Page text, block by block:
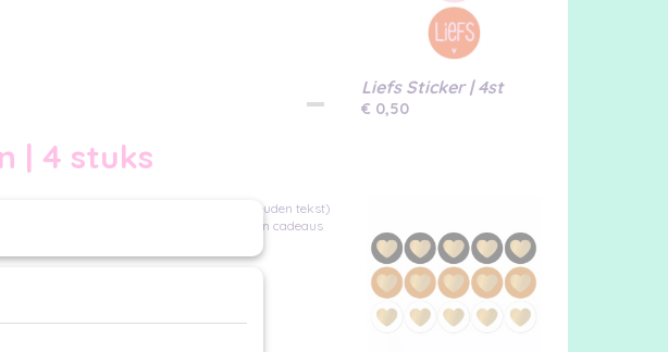
| 4 stuks
varianten: donkerblauw, oranje, lila (met gouden tekst)
zijn ze ideaal voor feestpakketten en cadeaus
Liefs Sticker | 4st
€ 0,50